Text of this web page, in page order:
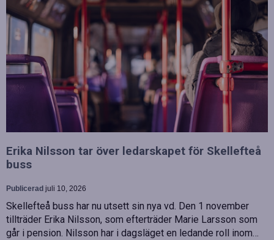
Erika Nilsson tar över ledarskapet för Skellefteå
buss
Publicerad juli 10, 2026
Skellefteå buss har nu utsett sin nya vd. Den 1 november
tillträder Erika Nilsson, som efterträder Marie Larsson som
går i pension. Nilsson har i dagsläget en ledande roll inom…